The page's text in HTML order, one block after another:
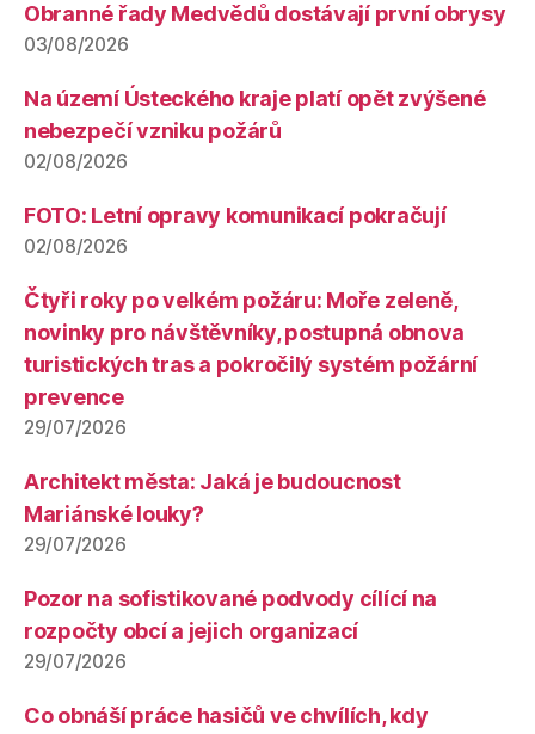
Obranné řady Medvědů dostávají první obrysy
03/08/2026
Na území Ústeckého kraje platí opět zvýšené
nebezpečí vzniku požárů
02/08/2026
FOTO: Letní opravy komunikací pokračují
02/08/2026
Čtyři roky po velkém požáru: Moře zeleně,
novinky pro návštěvníky, postupná obnova
turistických tras a pokročilý systém požární
prevence
29/07/2026
Architekt města: Jaká je budoucnost
Mariánské louky?
29/07/2026
Pozor na sofistikované podvody cílící na
rozpočty obcí a jejich organizací
29/07/2026
Co obnáší práce hasičů ve chvílích, kdy